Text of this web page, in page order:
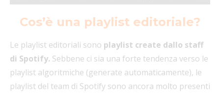
Cos’è una playlist editoriale?
Le playlist editoriali sono playlist create dallo staff
di Spotify. Sebbene ci sia una forte tendenza verso le
playlist algoritmiche (generate automaticamente), le
playlist del team di Spotify sono ancora molto presenti